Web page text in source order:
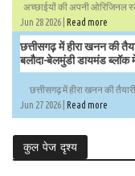
अच्छाईयों की अपनी ओरिजिनल
Jun 28 2026 | Read more
छत्तीसगढ़ में हीरा खनन की
बलौदा-बेलमुंडी डायमंड ब्लॉक
छत्तीसगढ़ में हीरा खनन की
Jun 27 2026 | Read more
कुल पेज दृश्य